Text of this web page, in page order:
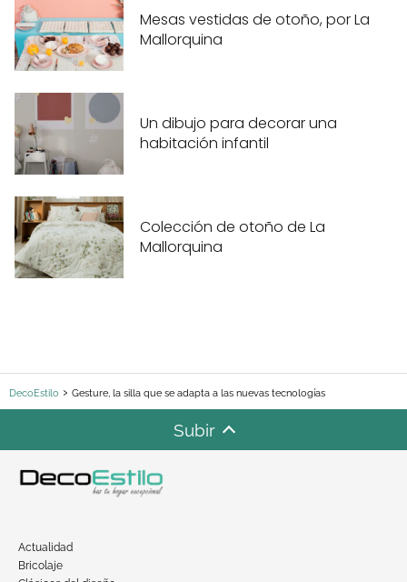
Mesas vestidas de otoño, por La
Mallorquina
Un dibujo para decorar una
habitación infantil
Colección de otoño de La
Mallorquina
DecoEstilo Gesture, la silla que se adapta a las nuevas tecnologías
Subir
Actualidad
Bricolaje